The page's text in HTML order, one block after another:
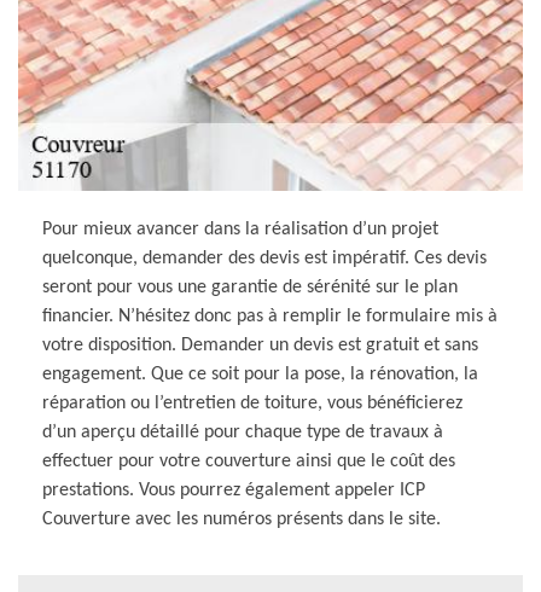
Pour mieux avancer dans la réalisation d’un projet
quelconque, demander des devis est impératif. Ces devis
seront pour vous une garantie de sérénité sur le plan
financier. N’hésitez donc pas à remplir le formulaire mis à
votre disposition. Demander un devis est gratuit et sans
engagement. Que ce soit pour la pose, la rénovation, la
réparation ou l’entretien de toiture, vous bénéficierez
d’un aperçu détaillé pour chaque type de travaux à
effectuer pour votre couverture ainsi que le coût des
prestations. Vous pourrez également appeler ICP
Couverture avec les numéros présents dans le site.